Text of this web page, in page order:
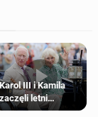
Karol III i Kamila
zaczęli letni
odpoczynek po